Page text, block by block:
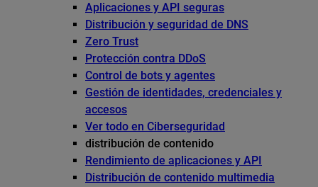
Aplicaciones y API seguras
Distribución y seguridad de DNS
Zero Trust
Protección contra DDoS
Control de bots y agentes
Gestión de identidades, credenciales y
accesos
Ver todo en Ciberseguridad
distribución de contenido
Rendimiento de aplicaciones y API
Distribución de contenido multimedia